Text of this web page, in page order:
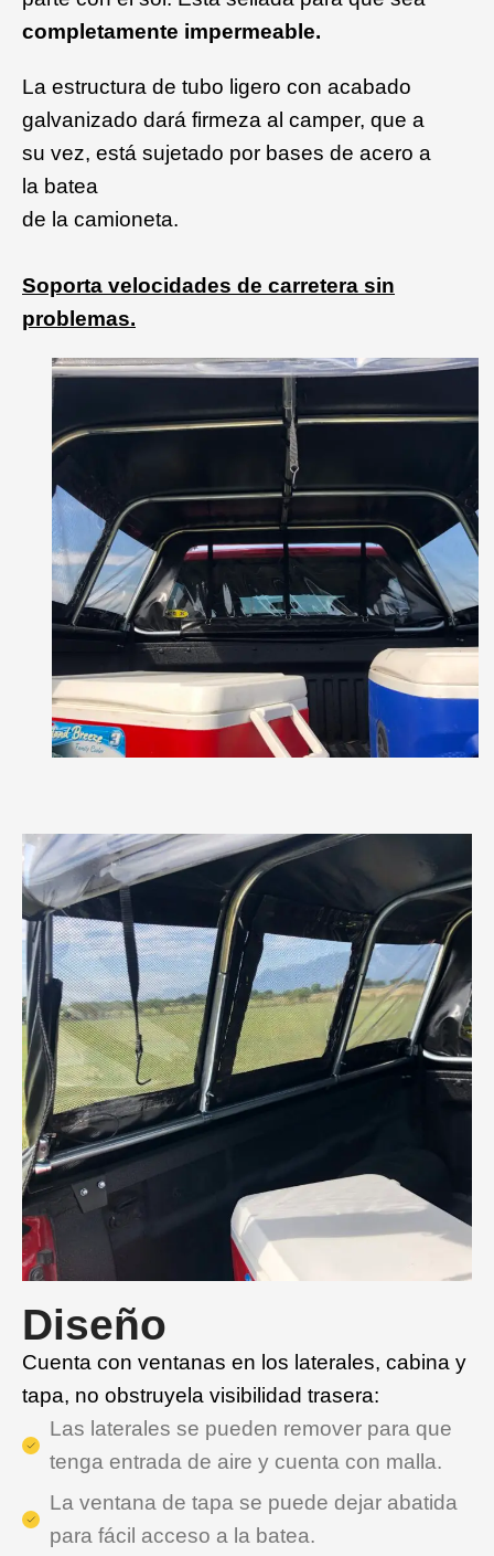
completamente impermeable.
La estructura de tubo ligero con acabado
galvanizado dará firmeza al camper, que a
su vez, está sujetado por bases de acero a
la batea
de la camioneta.
Soporta velocidades de carretera sin
problemas.
Diseño
Cuenta con ventanas en los laterales, cabina y
tapa, no obstruyela visibilidad trasera:
Las laterales se pueden remover para que
tenga entrada de aire y cuenta con malla.
La ventana de tapa se puede dejar abatida
para fácil acceso a la batea.